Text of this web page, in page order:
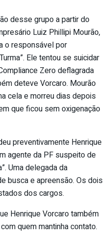
desse grupo a partir do
Luiz Phillipi Mourão,
o responsável por
Ele tentou se suicidar
Zero deflagrada
deteve Vorcaro. Mourão
cela e morreu dias depois
que ficou sem oxigenação
preventivamente Henrique
agente da PF suspeito de
Uma delegada da
busca e apreensão. Os dois
dos cargos.
Henrique Vorcaro também
quem mantinha contato.